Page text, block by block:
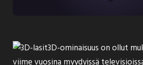
3D-ominaisuus on ollut
viime vuosina myydyissä